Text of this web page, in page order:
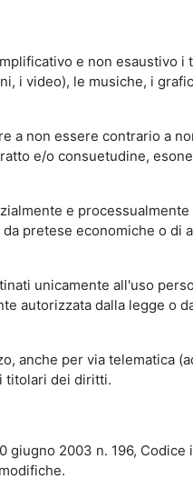
e non esaustivo
i video), le musiche, i
a non essere contrario a
e/o consuetudine,
e
pretese economiche o di
unicamente all'uso
autorizzata dalla legge o
anche per via telematica
titolari dei diritti.
2003 n. 196,